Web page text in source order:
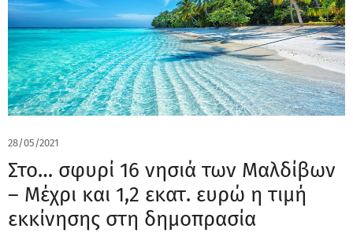
28/05/2021
Στο… σφυρί 16 νησιά των Μαλδίβων
– Μέχρι και 1,2 εκατ. ευρώ η τιμή
εκκίνησης στη δημοπρασία